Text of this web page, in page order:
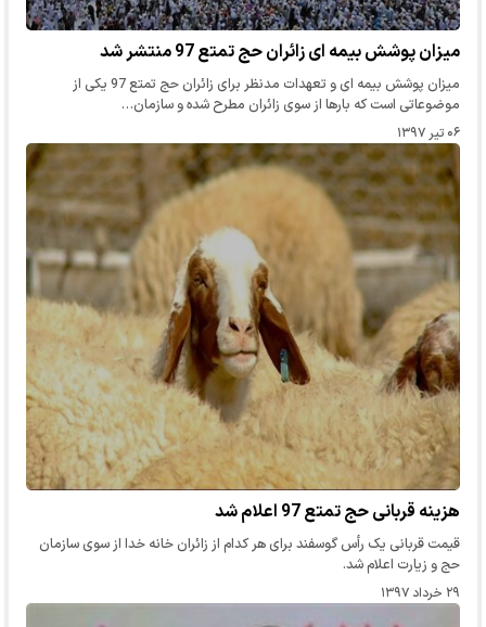
میزان پوشش بیمه ای زائران حج تمتع 97 منتشر شد
میزان پوشش بیمه ای و تعهدات مدنظر برای زائران حج تمتع 97 یکی از
موضوعاتی است که بارها از سوی زائران مطرح شده و سازمان…
۰۶ تیر ۱۳۹۷
هزینه قربانی حج تمتع 97 اعلام شد
قیمت قربانی یک رأس گوسفند برای هر کدام از زائران خانه خدا از سوی سازمان
حج و زیارت اعلام شد.
۲۹ خرداد ۱۳۹۷